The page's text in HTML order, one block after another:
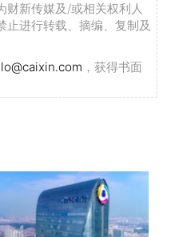
财新传媒及/或相关权利人
止进行转载、摘编、复制及
，获得书面